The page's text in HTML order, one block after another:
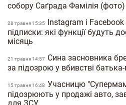
собору Саґрада Фамілія (фото)
28 травня 15:35 Instagram і
підписки: які функції будуть
місяць
21 травня 14:57
Сина засновника
за підозрою у вбивстві
15 травня 16:48 Учасницю
підозрюють у продажі авто,